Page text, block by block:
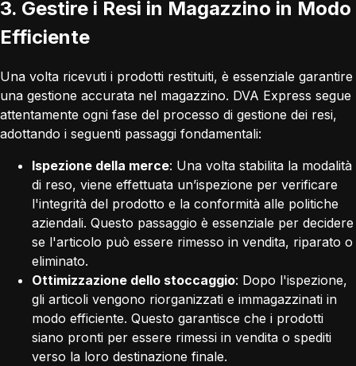
3. Gestire i Resi in Magazzino in Modo
Efficiente
Una volta ricevuti i prodotti restituiti, è essenziale garantire
una gestione accurata nel magazzino. DVA Express segue
attentamente ogni fase del processo di gestione dei resi,
adottando i seguenti passaggi fondamentali:
Ispezione della merce: Una volta stabilita la modalità
di reso, viene effettuata un’ispezione per verificare
l'integrità del prodotto e la conformità alle politiche
aziendali. Questo passaggio è essenziale per decidere
se l'articolo può essere rimesso in vendita, riparato o
eliminato.
Ottimizzazione dello stoccaggio: Dopo l'ispezione,
gli articoli vengono riorganizzati e immagazzinati in
modo efficiente. Questo garantisce che i prodotti
siano pronti per essere rimessi in vendita o spediti
verso la loro destinazione finale.